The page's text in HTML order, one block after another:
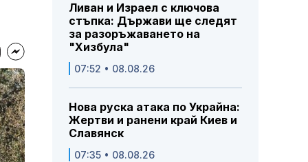
Ливан и Израел с ключова
стъпка: Държави ще следят
за разоръжаването на
"Хизбула"
07:52 • 08.08.26
Нова руска атака по Украйна:
Жертви и ранени край Киев и
Славянск
07:35 • 08.08.26